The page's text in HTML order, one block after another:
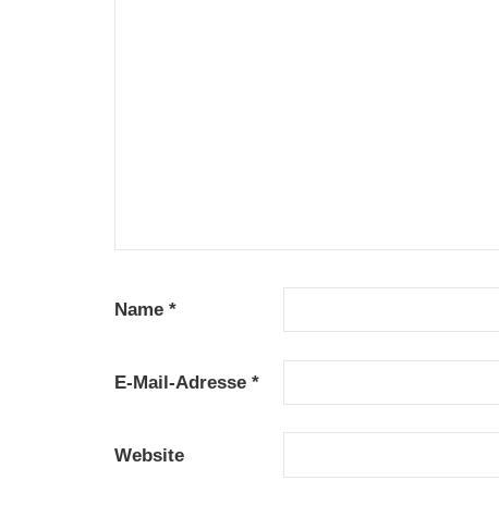
Name *
E-Mail-Adresse *
Website